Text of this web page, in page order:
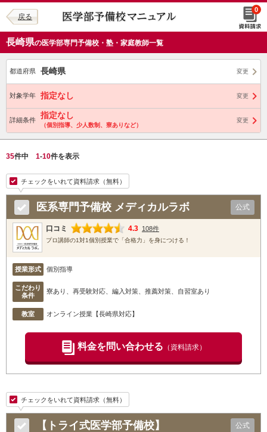
戻る
0
長崎県の医学部専門予備校・塾・家庭教師一覧
都道府県 長崎県 変更
対象学年 指定なし 変更
詳細条件 指定なし
（個別指導、少人数制、寮ありなど）
変更
35件中 1-10件を表示
チェックをいれて資料請求（無料）
医系専門予備校 メディカルラボ 公式
口コミ 4.3 108件
プロ講師の1対1個別授業で「合格力」を身につける！
授業形式 個別指導
こだわり
条件
寮あり、再受験対応、編入対策、推薦対策、自習室あり
教室 オンライン授業【長崎県対応】
料金を問い合わせる （資料請求）
チェックをいれて資料請求（無料）
【トライ式医学部予備校】 公式